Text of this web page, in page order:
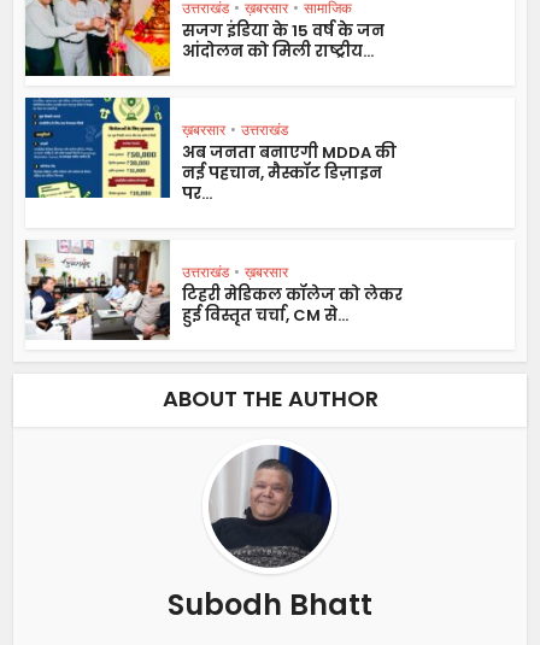
उत्तराखंड • ख़बरसार • सामाजिक
सजग इंडिया के 15 वर्ष के जन
आंदोलन को मिली राष्ट्रीय...
ख़बरसार • उत्तराखंड
अब जनता बनाएगी MDDA की
नई पहचान, मैस्कॉट डिज़ाइन
पर...
उत्तराखंड • ख़बरसार
टिहरी मेडिकल कॉलेज को लेकर
हुई विस्तृत चर्चा, CM से...
ABOUT THE AUTHOR
Subodh Bhatt